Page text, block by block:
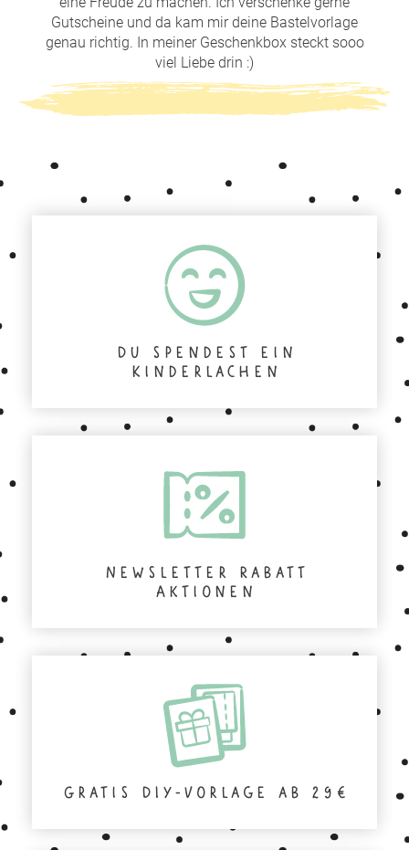
Gutscheine und da kam mir deine Bastelvorlage
genau richtig. In meiner Geschenkbox steckt sooo
viel Liebe drin :)
Du spendest ein
Kinderlachen
Newsletter Rabatt
Aktionen
Gratis DIY-Vorlage ab 29€